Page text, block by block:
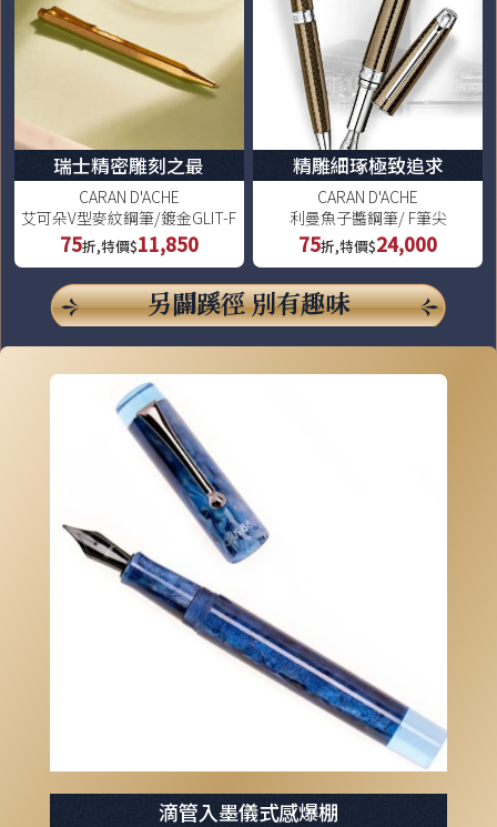
瑞士精密雕刻之最
CARAN D'ACHE
艾可朵V型麥紋鋼筆/鍍金GLIT-F
75折,特價$11,850
精雕細琢極致追求
CARAN D'ACHE
利曼魚子醬鋼筆/ F筆尖
75折,特價$24,000
另闢蹊徑 別有趣味
滴管入墨儀式感爆棚